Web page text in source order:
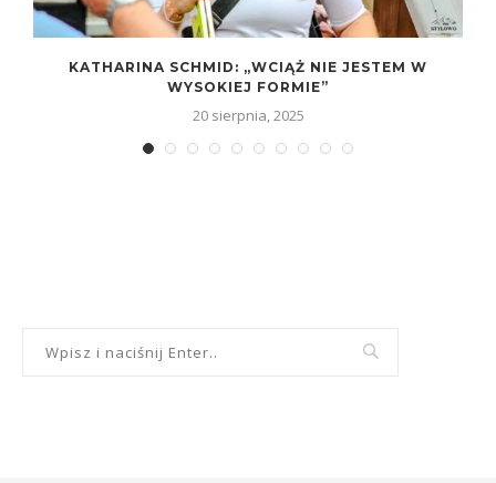
KATHARINA SCHMID: „WCIĄŻ NIE JESTEM W
WYSOKIEJ FORMIE”
20 sierpnia, 2025